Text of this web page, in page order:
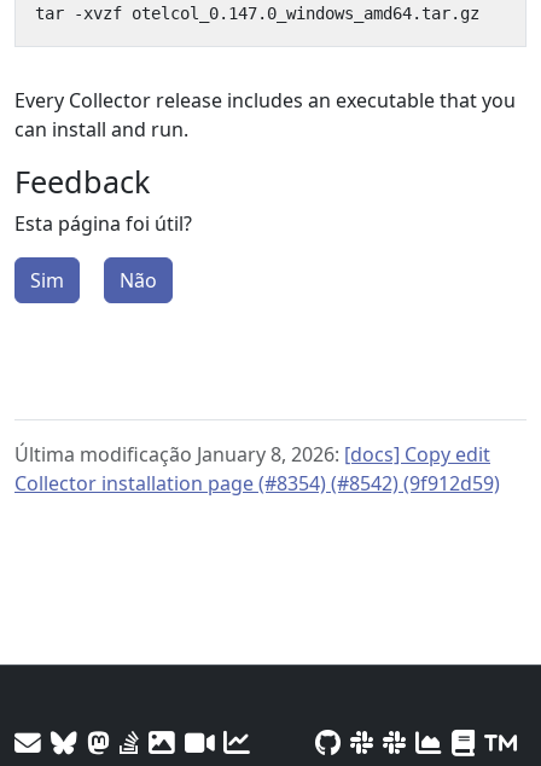
tar
-xvzf otelcol_0. 147. 0_windows_amd64.tar. gz
Every Collector release includes an executable that you
can install and run.
Feedback
Esta página foi útil?
Sim Não
Última modificação January 8, 2026: [docs] Copy edit
Collector installation page (#8354) (#8542) (9f912d59)